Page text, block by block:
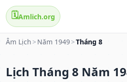
🗓️Amlich.org
Âm Lịch > Năm 1949>Tháng 8
Lịch Tháng 8 Năm